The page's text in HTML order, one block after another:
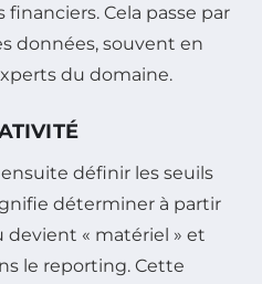
Cela passe par
données, souvent en
du domaine.
définir les seuils
déterminer à partir
« matériel » et
le reporting. Cette